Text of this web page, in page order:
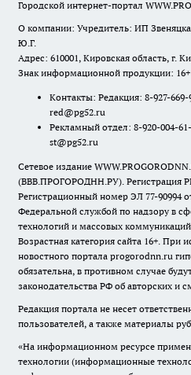
Городской интернет-портал
О компании: Учредитель: ИП
Ю.Г.
Адрес: 610001, Кировская область, г.
Знак информационной продукции: 16+
Контакты: Редакция: 8-927-
red@pg52.ru
Рекламный отдел: 8-920-004-
st@pg52.ru
Сетевое издание
(ВВВ.ПРОГОРОДНН.РУ). Регистрация
Регистрационный номер ЭЛ 77-90994
Федеральной службой по надзору в
технологий и массовых
Возрастная категория сайта 16+. При
новостного портала progorodnn.ru
обязательна, в противном случае
законодательства РФ об авторских и
Редакция портала не несет
пользователей, а также материалы
«На информационном ресурсе
технологии (информационные